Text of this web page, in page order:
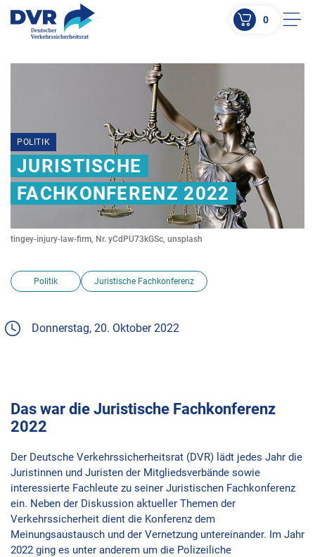
ZUM HAUPTINHALT SPRINGEN
0
tingey-injury-law-firm, Nr. yCdPU73kGSc, unsplash
POLITIK
JURISTISCHE
FACHKONFERENZ 2022
Politik Juristische Fachkonferenz
Donnerstag, 20. Oktober 2022
Das war die Juristische Fachkonferenz
2022
Der Deutsche Verkehrssicherheitsrat (DVR) lädt jedes Jahr die
Juristinnen und Juristen der Mitgliedsverbände sowie
interessierte Fachleute zu seiner Juristischen Fachkonferenz
ein. Neben der Diskussion aktueller Themen der
Verkehrssicherheit dient die Konferenz dem
Meinungsaustausch und der Vernetzung untereinander. Im Jahr
2022 ging es unter anderem um die Polizeiliche